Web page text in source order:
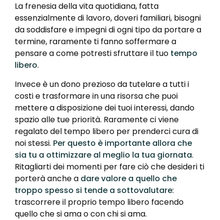
La frenesia della vita quotidiana, fatta
essenzialmente di lavoro, doveri familiari, bisogni
da soddisfare e impegni di ogni tipo da portare a
termine, raramente ti fanno soffermare a
pensare a come potresti sfruttare il tuo tempo
libero.
Invece è un dono prezioso da tutelare a tutti i
costi e trasformare in una risorsa che puoi
mettere a disposizione dei tuoi interessi, dando
spazio alle tue priorità. Raramente ci viene
regalato del tempo libero per prenderci cura di
noi stessi. Per questo è importante allora che
sia tu a ottimizzare al meglio la tua giornata.
Ritagliarti dei momenti per fare ciò che desideri ti
porterà anche a dare valore a quello che
troppo spesso si tende a sottovalutare:
trascorrere il proprio tempo libero facendo
quello che si ama o con chi si ama.